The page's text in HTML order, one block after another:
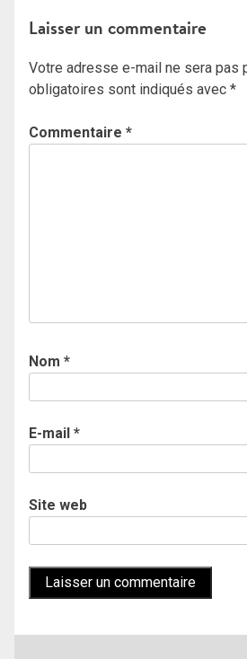
Laisser un commentaire
Votre adresse e-mail ne sera pas
obligatoires sont indiqués avec *
Commentaire *
Nom *
E-mail *
Site web